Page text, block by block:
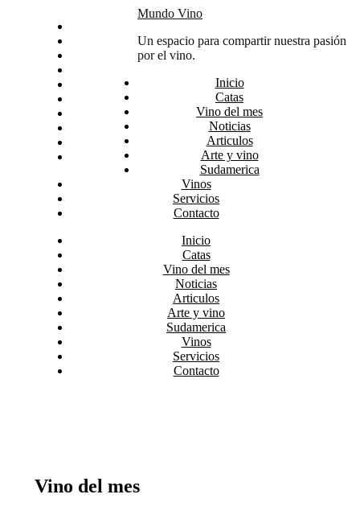
Arte y vino
Sudamerica
Mundo Vino
Un espacio para compartir nuestra pasión
por el vino.
Inicio
Catas
Vino del mes
Noticias
Articulos
Arte y vino
Sudamerica
Vinos
Servicios
Contacto
Inicio
Catas
Vino del mes
Noticias
Articulos
Arte y vino
Sudamerica
Vinos
Servicios
Contacto
Vino del mes